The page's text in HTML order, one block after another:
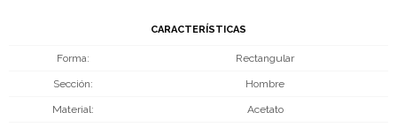
CARACTERÍSTICAS
Forma Rectangular
Sección Hombre
Material Acetato